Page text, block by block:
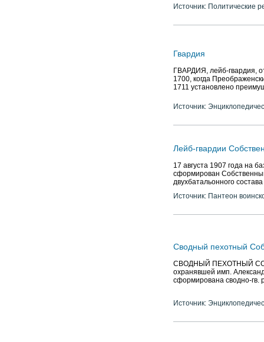
Источник: Политические
Гвардия
ГВАРДИЯ, лейб-гвардия,
1700, когда
1711 установлено
Источник:
Лейб-гвардии
17 августа 1907 года на
сформирован
двухбатальонного состава
Источник: Пантеон
Сводный пехотный
СВОДНЫЙ ПЕХОТНЫЙ
охранявшей имп.
сформирована сводно-гв.
Источник: